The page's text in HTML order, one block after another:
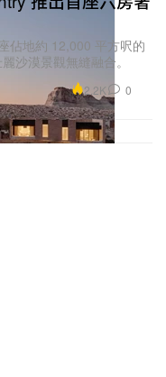
佔地約 12,000 平方呎的
沙漠景觀無縫融合。
2.2K 0